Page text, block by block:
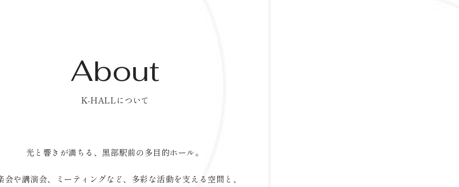
About
K-HALLについて
光と響きが満ちる、 黒部駅前の多目的ホール。
会や講演会、ミーティングなど、 多彩な活動を支える空間と、